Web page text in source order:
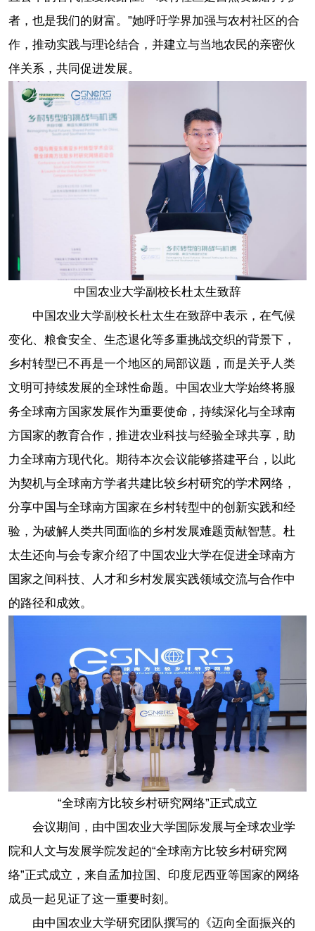
者，也是我们的财富。”她呼吁学界加强与农村社区的合
作，推动实践与理论结合，并建立与当地农民的亲密伙
伴关系，共同促进发展。
中国农业大学副校长杜太生致辞
中国农业大学副校长杜太生在致辞中表示，在气候
变化、粮食安全、生态退化等多重挑战交织的背景下，
乡村转型已不再是一个地区的局部议题，而是关乎人类
文明可持续发展的全球性命题。中国农业大学始终将服
务全球南方国家发展作为重要使命，持续深化与全球南
方国家的教育合作，推进农业科技与经验全球共享，助
力全球南方现代化。期待本次会议能够搭建平台，以此
为契机与全球南方学者共建比较乡村研究的学术网络，
分享中国与全球南方国家在乡村转型中的创新实践和经
验，为破解人类共同面临的乡村发展难题贡献智慧。杜
太生还向与会专家介绍了中国农业大学在促进全球南方
国家之间科技、人才和乡村发展实践领域交流与合作中
的路径和成效。
“全球南方比较乡村研究网络”正式成立
会议期间，由中国农业大学国际发展与全球农业学
院和人文与发展学院发起的“全球南方比较乡村研究网
络”正式成立，来自孟加拉国、印度尼西亚等国家的网络
成员一起见证了这一重要时刻。
由中国农业大学研究团队撰写的《迈向全面振兴的